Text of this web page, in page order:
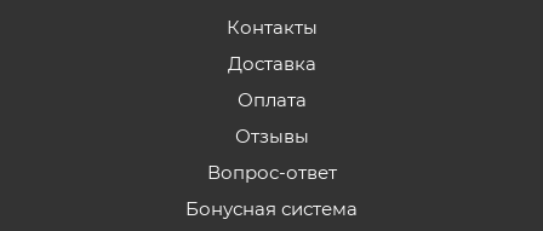
Контакты
Доставка
Оплата
Отзывы
Вопрос-ответ
Бонусная система